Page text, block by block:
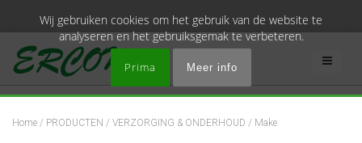
Wij gebruiken cookies om het gebruik van de website te
analyseren en het gebruiksgemak te verbeteren.
Prima Meer info
Home / PRODUCTEN / VERZORGING & ONDERHOUD / Make